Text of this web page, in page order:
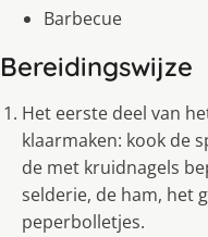
Barbecue
Bereidingswijze
Het eerste deel van
klaarmaken: kook de
de met kruidnagels
selderie, de ham, het
peperbolletjes.